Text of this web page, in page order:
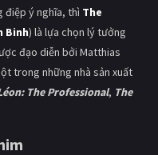
phạm - Hình sự
hước
học - Tài liệu
ảo
điệp ý nghĩa, thì The
Binh) là lựa chọn lý tưởng
đạo diễn bởi Matthias
trong những nhà sản xuất
The Professional, The